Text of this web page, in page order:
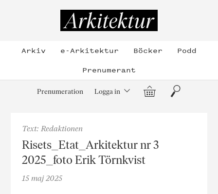
Arkiv e-Arkitektur Böcker
Podd
Prenumerant
Prenumeration Logga in Varukorg
Sök
Text: Redaktionen
Risets_Etat_Arkitektur nr 3
2025_foto Erik Törnkvist
15 maj 2025